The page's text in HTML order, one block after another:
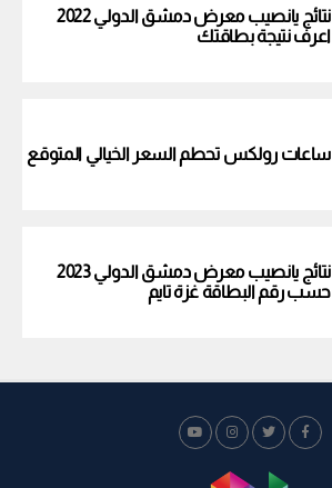
نتائج يانصيب معرض دمشق الدولي 2022
اعرف نتيجة بطاقتك
ساعات رولكس تحطم السعر الخيالي المتوقع
نتائج يانصيب معرض دمشق الدولي 2023
حسب رقم البطاقة غزة تايم